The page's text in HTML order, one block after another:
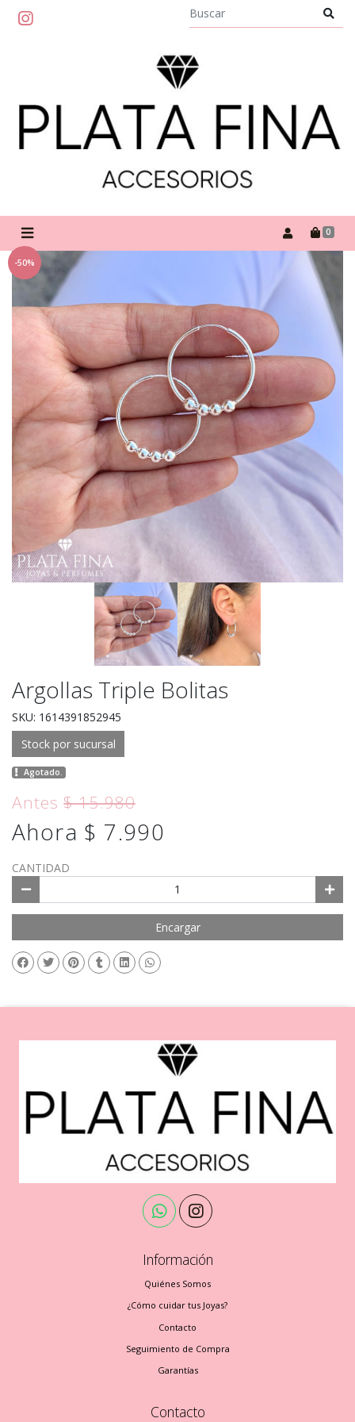
0
-50%
Argollas Triple Bolitas
SKU: 1614391852945
Stock por sucursal
Agotado.
Antes$ 15.980
Ahora $ 7.990
CANTIDAD
Encargar
Información
Quiénes Somos
¿Cómo cuidar tus Joyas?
Contacto
Seguimiento de Compra
Garantías
Contacto